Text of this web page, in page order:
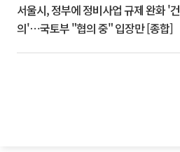
서울시, 정부에 정비사업 규제 완화 '건
의'⋯국토부 "협의 중" 입장만 [종합]